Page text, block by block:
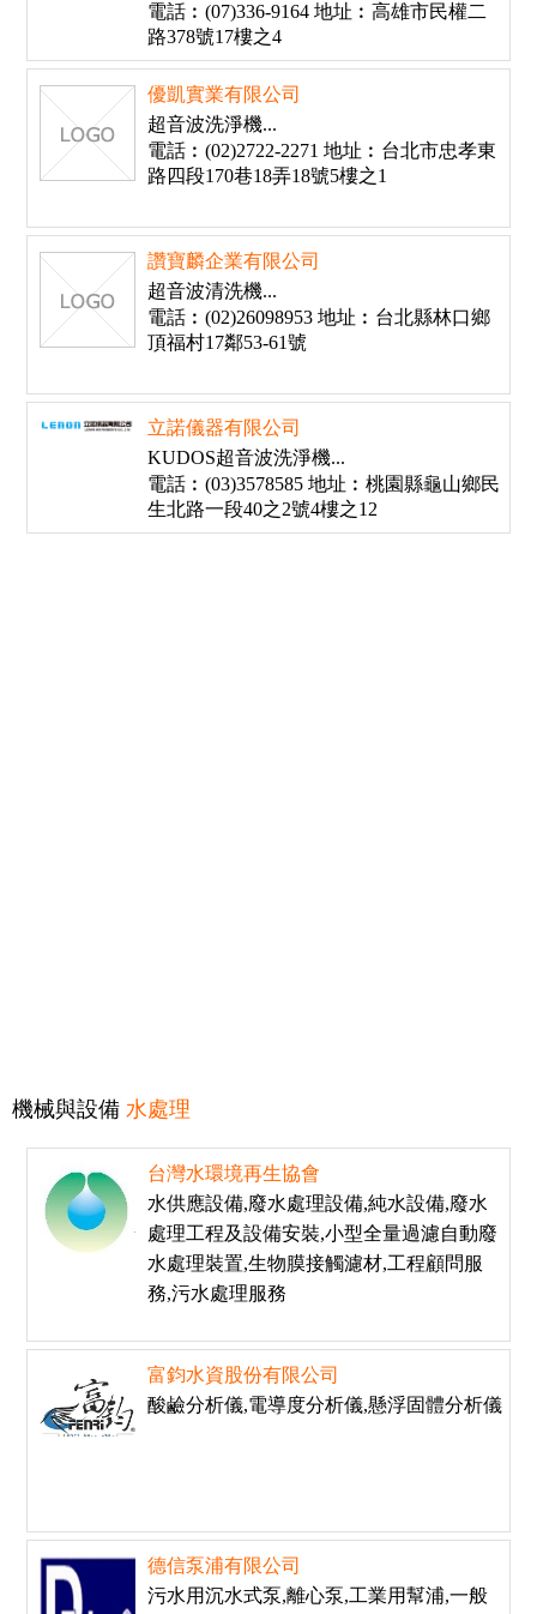
電話︰(07)336-9164 地址︰高雄市民權二
路378號17樓之4
優凱實業有限公司
超音波洗淨機...
電話︰(02)2722-2271 地址︰台北市忠孝東
路四段170巷18弄18號5樓之1
讚寶麟企業有限公司
超音波清洗機...
電話︰(02)26098953 地址︰台北縣林口鄉
頂福村17鄰53-61號
立諾儀器有限公司
KUDOS超音波洗淨機...
電話︰(03)3578585 地址︰桃園縣龜山鄉民
生北路一段40之2號4樓之12
機械與設備 水處理
台灣水環境再生協會
水供應設備,廢水處理設備,純水設備,廢水
處理工程及設備安裝,小型全量過濾自動廢
水處理裝置,生物膜接觸濾材,工程顧問服
務,污水處理服務
富鈞水資股份有限公司
酸鹼分析儀,電導度分析儀,懸浮固體分析儀
德信泵浦有限公司
污水用沉水式泵,離心泵,工業用幫浦,一般